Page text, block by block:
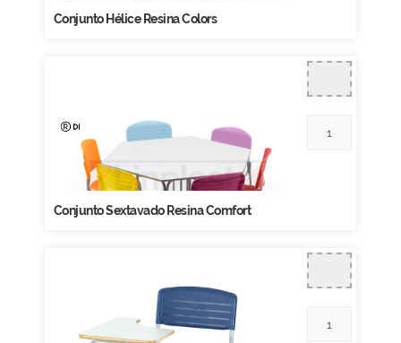
Conjunto Hélice Resina Colors
Conjunto Sextavado Resina Comfort